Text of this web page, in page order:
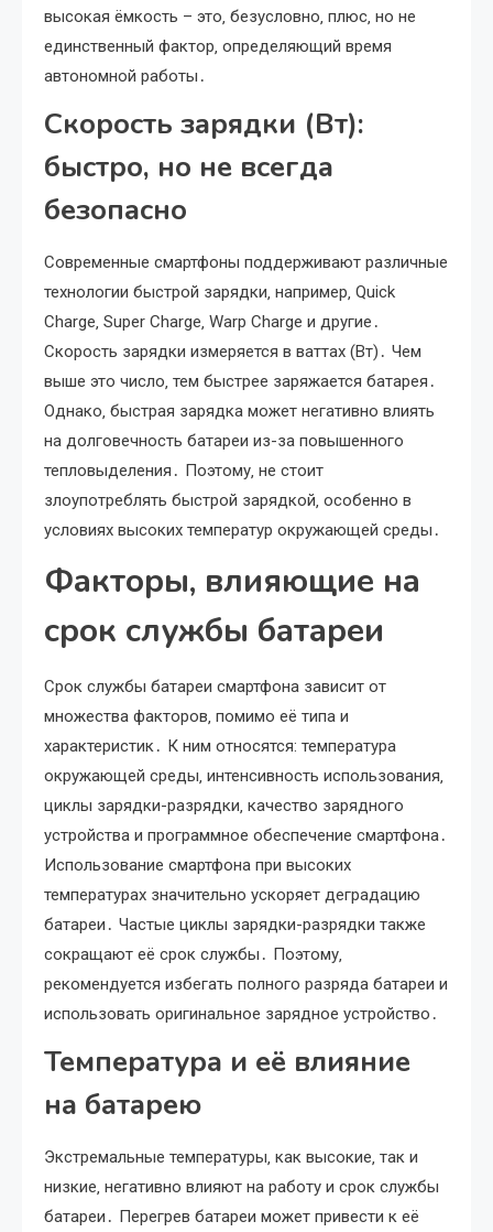
высокая ёмкость – это‚ безусловно‚ плюс‚ но не
единственный фактор‚ определяющий время
автономной работы․
Скорость зарядки (Вт):
быстро‚ но не всегда
безопасно
Современные смартфоны поддерживают различные
технологии быстрой зарядки‚ например‚ Quick
Charge‚ Super Charge‚ Warp Charge и другие․
Скорость зарядки измеряется в ваттах (Вт)․ Чем
выше это число‚ тем быстрее заряжается батарея․
Однако‚ быстрая зарядка может негативно влиять
на долговечность батареи из-за повышенного
тепловыделения․ Поэтому‚ не стоит
злоупотреблять быстрой зарядкой‚ особенно в
условиях высоких температур окружающей среды․
Факторы‚ влияющие на
срок службы батареи
Срок службы батареи смартфона зависит от
множества факторов‚ помимо её типа и
характеристик․ К ним относятся: температура
окружающей среды‚ интенсивность использования‚
циклы зарядки-разрядки‚ качество зарядного
устройства и программное обеспечение смартфона․
Использование смартфона при высоких
температурах значительно ускоряет деградацию
батареи․ Частые циклы зарядки-разрядки также
сокращают её срок службы․ Поэтому‚
рекомендуется избегать полного разряда батареи и
использовать оригинальное зарядное устройство․
Температура и её влияние
на батарею
Экстремальные температуры‚ как высокие‚ так и
низкие‚ негативно влияют на работу и срок службы
батареи․ Перегрев батареи может привести к её